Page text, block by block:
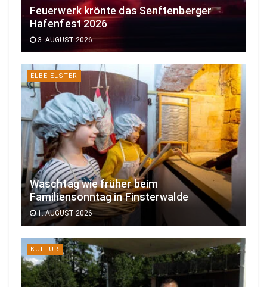
Feuerwerk krönte das Senftenberger
Hafenfest 2026
3. AUGUST 2026
ELBE-ELSTER
Waschtag wie früher beim
Familiensonntag in Finsterwalde
1. AUGUST 2026
KULTUR